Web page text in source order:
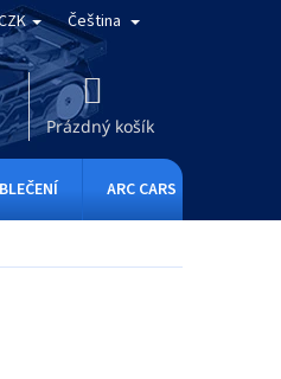
Čeština
KOŠÍK
Prázdný košík
ARC CARS